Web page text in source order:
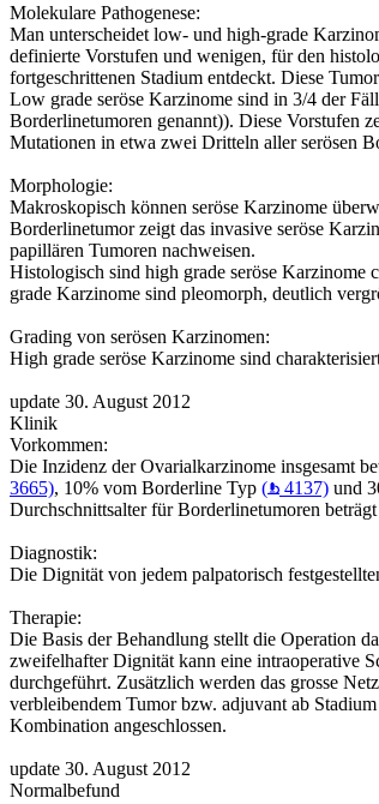
Molekulare Pathogenese:
Man unterscheidet low- und high-grade
definierte Vorstufen und wenigen, für den
fortgeschrittenen Stadium entdeckt. Diese
Low grade seröse Karzinome sind in 3/4 der
Borderlinetumoren genannt)). Diese Vorstufen
Mutationen in etwa zwei Dritteln aller serösen
Morphologie:
Makroskopisch können seröse Karzinome
Borderlinetumor zeigt das invasive seröse
papillären Tumoren nachweisen.
Histologisch sind high grade seröse Karzinome
grade Karzinome sind pleomorph, deutlich
Grading von serösen Karzinomen:
High grade seröse Karzinome sind
update 30. August 2012
Klinik
Vorkommen:
Die Inzidenz der Ovarialkarzinome insgesamt
3665), 10% vom Borderline Typ ( 4137) und
Durchschnittsalter für Borderlinetumoren
Diagnostik:
Die Dignität von jedem palpatorisch
Therapie:
Die Basis der Behandlung stellt die Operation
zweifelhafter Dignität kann eine intraoperative
durchgeführt. Zusätzlich werden das grosse
verbleibendem Tumor bzw. adjuvant ab
Kombination angeschlossen.
update 30. August 2012
Normalbefund